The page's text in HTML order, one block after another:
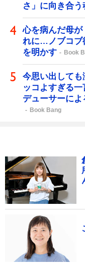
さ」に向き合
心を病んだ母
れに…ノブコブ
を明かす
Book
今思い出して
ッコよすぎる
デューサーに
Book Bang